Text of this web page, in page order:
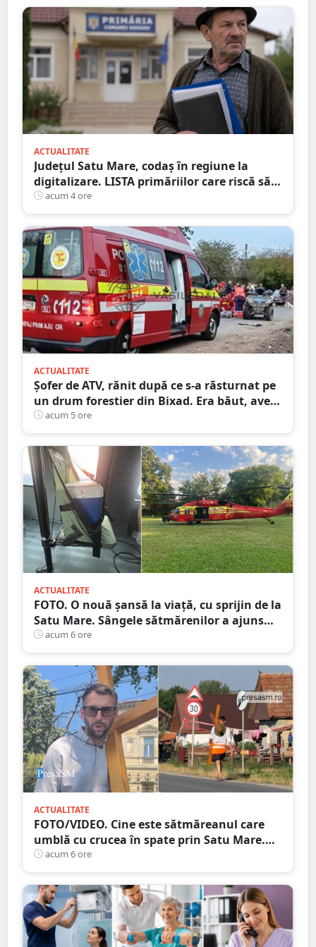
ACTUALITATE
Județul Satu Mare, codaș în regiune la
digitalizare. LISTA primăriilor care riscă să
piardă bani de la buget
acum 4 ore
ACTUALITATE
Șofer de ATV, rănit după ce s-a răsturnat pe
un drum forestier din Bixad. Era băut, avea
permisul anulat, iar vehiculul nu era
înmatriculat
acum 5 ore
ACTUALITATE
FOTO. O nouă șansă la viață, cu sprijin de la
Satu Mare. Sângele sătmărenilor a ajuns
într-o misiune contra cronometru pentru
un transplant hepatic
acum 6 ore
ACTUALITATE
FOTO/VIDEO. Cine este sătmăreanul care
umblă cu crucea în spate prin Satu Mare.
De ce face acest gest
acum 6 ore